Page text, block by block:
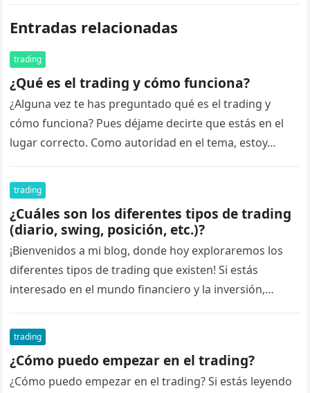
Entradas relacionadas
trading
¿Qué es el trading y cómo funciona?
¿Alguna vez te has preguntado qué es el trading y
cómo funciona? Pues déjame decirte que estás en el
lugar correcto. Como autoridad en el tema, estoy…
trading
¿Cuáles son los diferentes tipos de trading
(diario, swing, posición, etc.)?
¡Bienvenidos a mi blog, donde hoy exploraremos los
diferentes tipos de trading que existen! Si estás
interesado en el mundo financiero y la inversión,
trading
¿Cómo puedo empezar en el trading?
¿Cómo puedo empezar en el trading? Si estás leyendo